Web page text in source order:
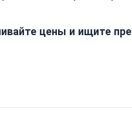
цены и ищите